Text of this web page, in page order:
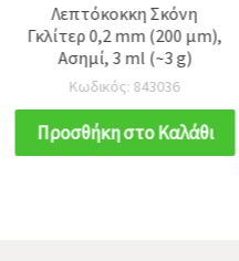
Λεπτόκοκκη Σκόνη
Γκλίτερ 0,2 mm (200 μm),
Ασημί, 3 ml (~3 g)
Κωδικός: 843036
Προσθήκη στο Καλάθι